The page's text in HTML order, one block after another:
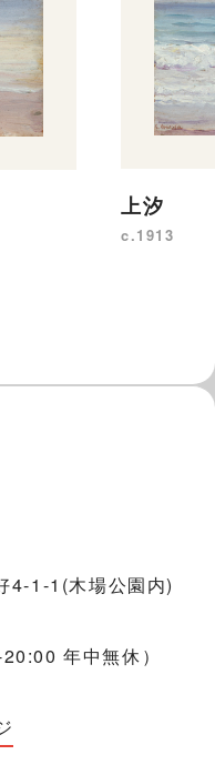
上汐
c.1913
4-1-1(木場公園内)
年中無休）